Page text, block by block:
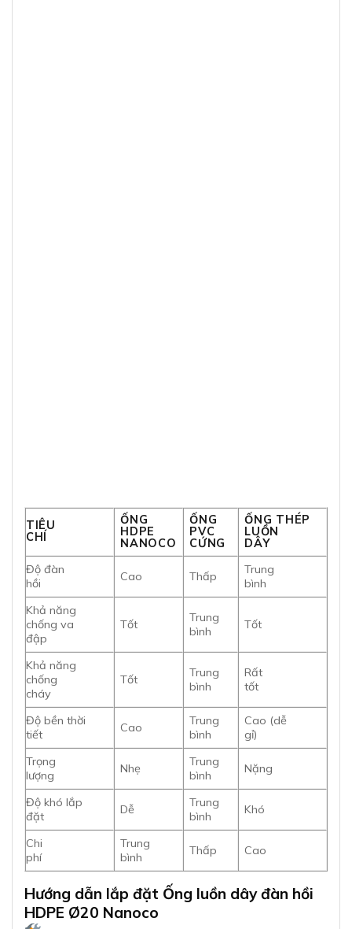
TIÊU
CHÍ
ỐNG
HDPE
NANOCO
ỐNG
PVC
CỨNG
ỐNG THÉP
LUỒN
DÂY
Độ đàn
hồi
Cao Thấp
Trung
bình
Khả năng
chống va
đập
Tốt
Trung
bình
Tốt
Khả năng
chống
cháy
Tốt
Trung
bình
Rất
tốt
Độ bền thời
tiết
Cao
Trung
bình
Cao (dễ
gỉ)
Trọng
lượng
Nhẹ
Trung
bình
Nặng
Độ khó lắp
đặt
Dễ
Trung
bình
Khó
Chi
phí
Trung
bình
Thấp Cao
Hướng dẫn lắp đặt Ống luồn dây đàn hồi
HDPE Ø20 Nanoco